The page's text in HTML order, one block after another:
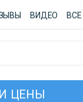
ВИДЕО
ЦЕНЫ